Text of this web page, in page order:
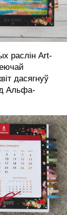
раслін Аrt-
дасягнуў
Альфа-